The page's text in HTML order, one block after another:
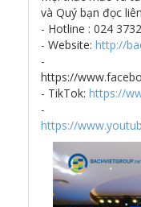
và Quý bạn đọc
- Hotline : 024
- Website: http://
-
https://
- TikTok: https://
-
https://